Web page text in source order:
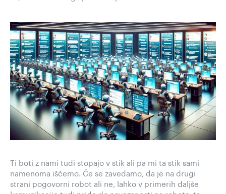
Ti boti z nami tudi stopajo v stik ali pa mi ta stik sami
namenoma iščemo. Če se zavedamo, da je na drugi
strani pogovorni robot ali ne, lahko v primerih daljše